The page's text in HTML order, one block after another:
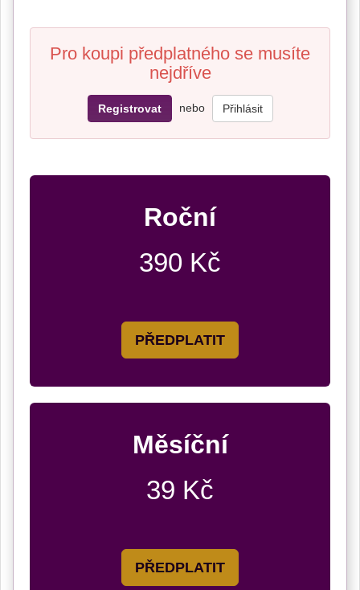
Pro koupi předplatného se musíte
nejdříve
Registrovat nebo Přihlásit
Roční
390 Kč
PŘEDPLATIT
Měsíční
39 Kč
PŘEDPLATIT